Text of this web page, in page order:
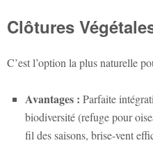
Clôtures
C’est l’option la plus naturelle
Avantages : Parfaite
biodiversité (refuge pour
fil des saisons, brise-vent